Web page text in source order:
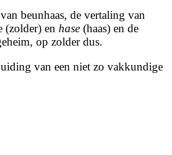
beunhaas, de vertaling van
(zolder) en hase (haas) en de
op zolder dus.
van een niet zo vakkundige